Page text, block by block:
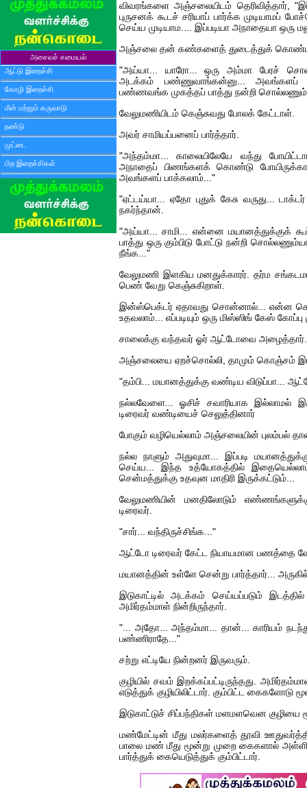
அசைவச் சமையல்
ஆட்டு இறைச்சி
கோழி இறைச்சி
மீன் மற்றும் கருவாடு
நண்டு
முட்டை
பிற இறைச்சிகள்
விவரங்களை அஞ்சலையிடம் தெரிவித்தார்,
புருசனக் கூடச் சரியாப் பார்க்க
செய்ய முடியாம.... இப்படியா அநாதையா ஒரு
அஞ்சலை தன் கண்களைத் துடைத்துக்
"அய்யா... யாரோ... ஒரு அம்மா பேரச்
அடக்கம் பண்ணுவாங்கன்னு... அவங்களப்
பண்ணவங்க முகத்தப் பாத்து நன்றி
வேலுமணியிடம் கெஞ்சுவது போலக் கேட்டாள்.
அவர் சாமியப்பனைப் பார்த்தார்.
"அந்தம்மா... காலையிலேயே வந்து
அநாதைப் பிணங்களக் கொண்டு
அவங்களப் பாக்கலாம்..."
"ஏட்டய்யா... ஏதோ புதுக் கேசு வருது...
நகர்ந்தான்.
"அய்யா... சாமி... என்னை மயானத்துக்குக்
பாத்து ஒரு கும்பிடு போட்டு நன்றி
நீங்க..."
வேலுமணி இளகிய மனதுக்காரர். தர்ம
பெண் வேறு கெஞ்சுகிறாள்.
இன்ஸ்பெக்டர் ஏதாவது சொன்னால்... என்ன
உதவலாம்... எப்படியும் ஒரு மிஸ்ஸிங் கேஸ் கோப்பு
சாலைக்கு வந்தவர் ஓர் ஆட்டோவை அழைத்தார்.
அஞ்சலையை ஏறச்சொல்லி, தாமும் கொஞ்சம்
"தம்பி... மயானத்துக்கு வண்டிய விடுப்பா...
நல்லவேளை... ஓசிச் சவாரியாக இல்லாமல்
டிரைவர் வண்டியைச் செலுத்தினார்
போகும் வழியெல்லாம் அஞ்சலையின் புலம்பல்
நல்ல நாளும் அதுவுமா... இப்படி
செய்ய... இந்த உத்யோகத்தில் இதையெல்லாம்
சென்மத்துக்கு உதவுன மாதிரி இருக்கட்டும்...
வேலுமணியின் மனதிலோடும்
டிரைவர்.
"சார்... வந்திருச்சிங்க..."
ஆட்டோ டிரைவர் கேட்ட நியாயமான பணத்தை
மயானத்தின் உள்ளே சென்று பார்த்தார்...
இடுகாட்டில் அடக்கம் செய்யப்படும் இடத்தில்
அமிர்தம்மாள் நின்றிருந்தார்.
"... அதோ... அந்தம்மா... தான்... காரியம்
பண்ணிராதே..."
சற்று எட்டியே நின்றனர் இருவரும்.
குழியில் சவம் இறக்கப்பட்டிருந்தது.
எடுத்துக் குழியிலிட்டார். கும்பிட்ட கைகளோடு
இடுகாட்டுச் சிப்பந்திகள் மளமளவென குழியை
மண்மேட்டின் மீது மலர்களைத் தூவி
பாலை மண் மீது மூன்று முறை கைகளால்
பார்த்துக் கையெடுத்துக் கும்பிட்டார்.